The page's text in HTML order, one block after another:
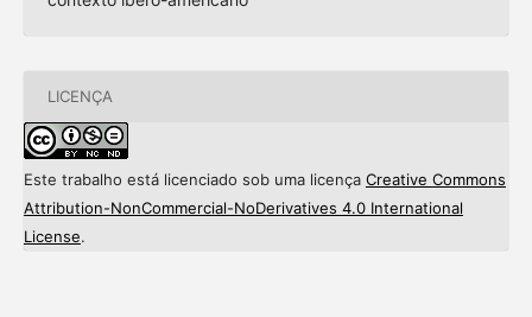
LICENÇA
Este trabalho está licenciado sob uma licença Creative Commons
Attribution-NonCommercial-NoDerivatives 4.0 International
License.